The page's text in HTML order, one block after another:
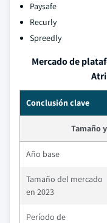
Paysafe
Recurly
Spreedly
Mercado de
Conclusión clave
Tamaño
Año base
Tamaño del mercado
en 2023
Período de